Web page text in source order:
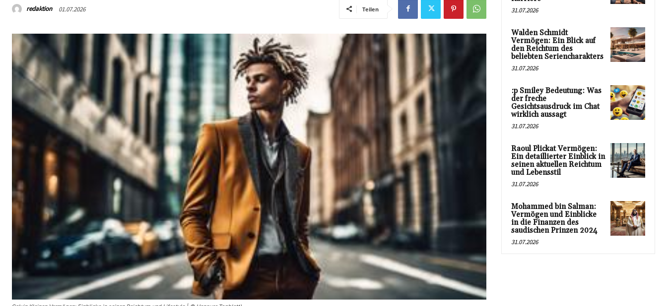
redaktion 01.07.2026 Teilen 31.07.2026
Walden Schmidt
Vermögen: Ein Blick auf
den Reichtum des
beliebten Seriencharakters
31.07.2026
:p Smiley Bedeutung: Was
der freche
Gesichtsausdruck im Chat
wirklich aussagt
31.07.2026
Raoul Plickat Vermögen:
Ein detaillierter Einblick in
seinen aktuellen Reichtum
und Lebensstil
31.07.2026
Mohammed bin Salman:
Vermögen und Einblicke
in die Finanzen des
saudischen Prinzen 2024
31.07.2026